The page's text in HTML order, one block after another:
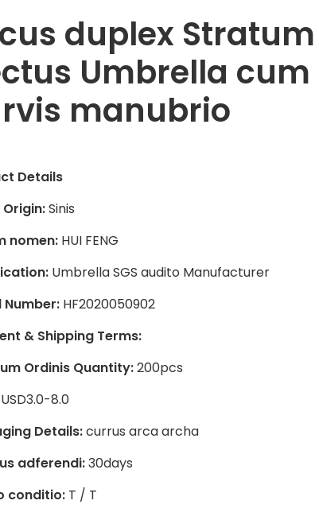
duplex Stratum
Umbrella cum
manubrio
Details
Origin:Sinis
nomen: HUI FENG
Umbrella SGS audito Manufacturer
Number: HF2020050902
& Shipping Terms:
Ordinis Quantity:200pcs
USD3.0-8.0
Details:currus arca archa
adferendi:30days
conditio: T / T